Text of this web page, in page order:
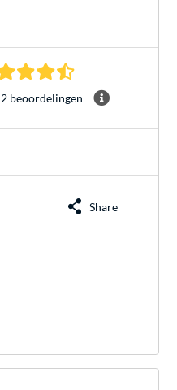
4.5 sterren
beoordelingen
Share